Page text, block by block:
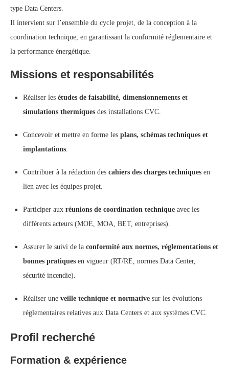
type Data Centers.
Il intervient sur l’ensemble du cycle projet, de la conception à la
coordination technique, en garantissant la conformité réglementaire et
la performance énergétique.
Missions et responsabilités
Réaliser les études de faisabilité, dimensionnements et
simulations thermiques des installations CVC.
Concevoir et mettre en forme les plans, schémas techniques et
implantations.
Contribuer à la rédaction des cahiers des charges techniques en
lien avec les équipes projet.
Participer aux réunions de coordination technique avec les
différents acteurs (MOE, MOA, BET, entreprises).
Assurer le suivi de la conformité aux normes, réglementations et
bonnes pratiques en vigueur (RT/RE, normes Data Center,
sécurité incendie).
Réaliser une veille technique et normative sur les évolutions
réglementaires relatives aux Data Centers et aux systèmes CVC.
Profil recherché
Formation & expérience